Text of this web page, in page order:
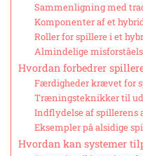
Sammenligning med
Komponenter af et
Roller for spillere i et
Almindelige
Hvordan forbedrer
Færdigheder krævet for
Træningsteknikker til
Indflydelse af spillerens
Eksempler på alsidige
Hvordan kan systemer